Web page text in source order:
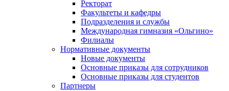
Ректорат
Факультеты и кафедры
Подразделения и службы
Международная гимназия «Ольгино»
Филиалы
Нормативные документы
Новые документы
Основные приказы для сотрудников
Основные приказы для студентов
Партнеры